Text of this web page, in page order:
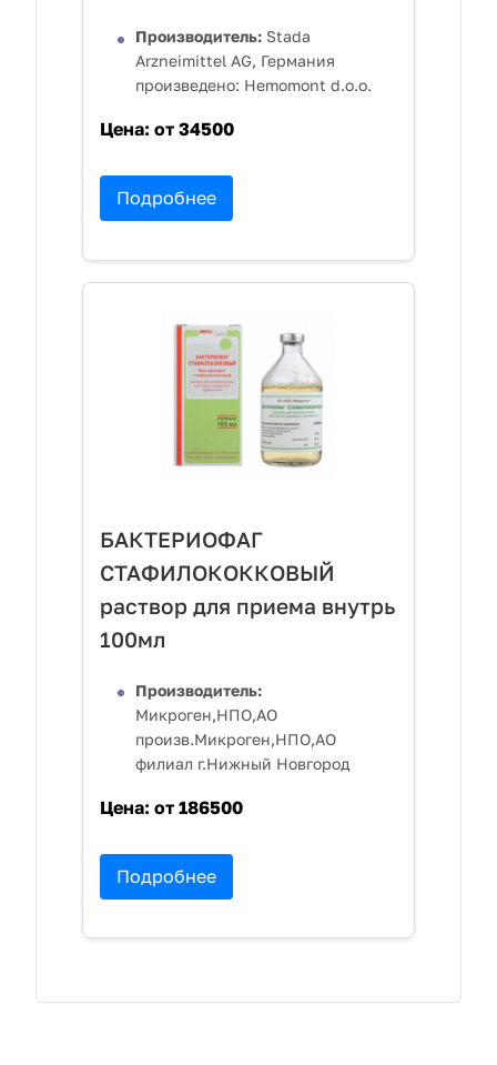
Производитель: Stada
Arzneimittel AG, Германия
произведено: Hemomont d.o.o.
Цена: от 34500
Подробнее
БАКТЕРИОФАГ
СТАФИЛОКОККОВЫЙ
раствор для приема внутрь
100мл
Производитель:
Микроген,НПО,АО
произв.Микроген,НПО,АО
филиал г.Нижный Новгород
Цена: от 186500
Подробнее